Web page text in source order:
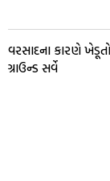
વરસાદના કારણે
ગ્રાઉન્ડ સર્વે